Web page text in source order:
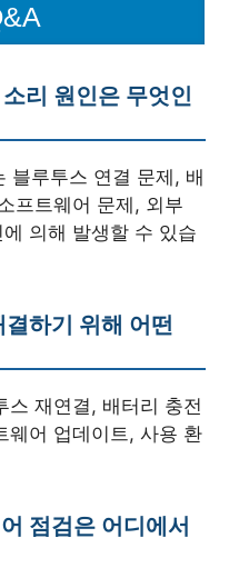
리 원인은 무엇인
블루투스 연결 문제, 배
프트웨어 문제, 외부
의해 발생할 수 있습
하기 위해 어떤
스 재연결, 배터리 충전
웨어 업데이트, 사용 환
점검은 어디에서